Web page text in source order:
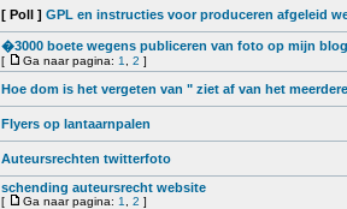
[ Poll ] GPL en instructies voor produceren afgeleid
�3000 boete wegens publiceren van foto op mijn blog
[ Ga naar pagina: 1 2 ]
Hoe dom is het vergeten van " ziet af van het
Flyers op lantaarnpalen
Auteursrechten twitterfoto
schending auteursrecht website
[ Ga naar pagina: 1 2 ]